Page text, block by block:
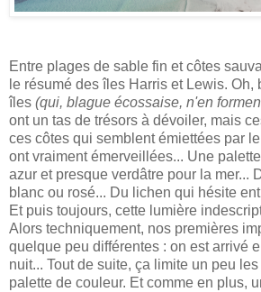
Entre plages de sable fin et côtes
le résumé des îles Harris et Lewis. Oh,
îles (qui, blague écossaise, n'en
ont un tas de trésors à dévoiler, mais
ces côtes qui semblent émiettées par
ont vraiment émerveillées... Une
azur et presque verdâtre pour la mer...
blanc ou rosé... Du lichen qui hésite
Et puis toujours, cette lumière
Alors techniquement, nos premières
quelque peu différentes : on est arrivé
nuit... Tout de suite, ça limite un peu
palette de couleur. Et comme en plus,